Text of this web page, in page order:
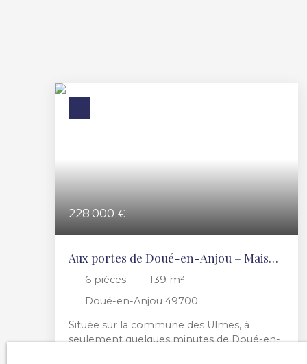
228 000 €
Aux portes de Doué-en-Anjou – Maison
de charme avec jardin
6 pièces 139 m²
Doué-en-Anjou 49700
Située sur la commune des Ulmes, à
seulement quelques minutes de Doué-en-